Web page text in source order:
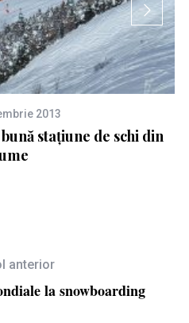
2013
staţiune de schi din
anterior
la snowboarding